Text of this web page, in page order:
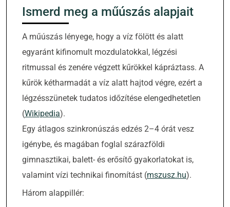
Ismerd meg a műúszás alapjait
A műúszás lényege, hogy a víz fölött és alatt
egyaránt kifinomult mozdulatokkal, légzési
ritmussal és zenére végzett kűrökkel kápráztass. A
kűrök kétharmadát a víz alatt hajtod végre, ezért a
légzésszünetek tudatos időzítése elengedhetetlen
(Wikipedia).
Egy átlagos szinkronúszás edzés 2–4 órát vesz
igénybe, és magában foglal szárazföldi
gimnasztikai, balett- és erősítő gyakorlatokat is,
valamint vízi technikai finomítást (mszusz.hu).
Három alappillér: